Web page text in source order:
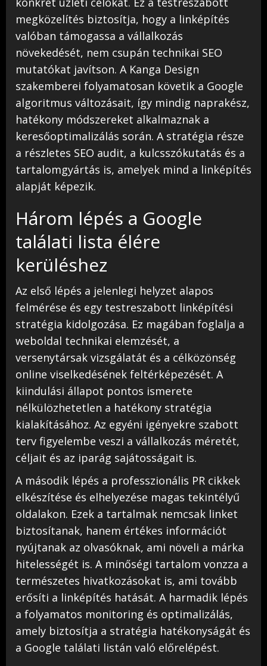
megközelítés biztosítja, hogy a linképítés
valóban támogassa a vállalkozás
növekedését, nem csupán technikai SEO
mutatókat javítson. A Kanga Design
szakemberei folyamatosan követik a Google
algoritmus változásait, így mindig naprakész,
hatékony módszereket alkalmaznak a
keresőoptimalizálás során. A stratégia része
a részletes SEO audit, a kulcsszókutatás és a
tartalomgyártás is, amelyek mind a linképítés
alapját képezik.
Három lépés a Google
találati lista élére
kerüléshez
Az első lépés a jelenlegi helyzet alapos
felmérése és egy testreszabott linképítési
stratégia kidolgozása. Ez magában foglalja a
weboldal technikai elemzését, a
versenytársak vizsgálatát és a célközönség
online viselkedésének feltérképezését. A
kiindulási állapot pontos ismerete
nélkülözhetetlen a hatékony stratégia
kialakításához. Az egyéni igényekre szabott
terv figyelembe veszi a vállalkozás méretét,
céljait és az iparág sajátosságait is.
A második lépés a professzionális PR cikkek
elkészítése és elhelyezése magas tekintélyű
oldalakon. Ezek a tartalmak nemcsak linket
biztosítanak, hanem értékes információt
nyújtanak az olvasóknak, ami növeli a márka
hitelességét is. A minőségi tartalom vonzza a
természetes hivatkozásokat is, ami tovább
erősíti a linképítés hatását. A harmadik lépés
a folyamatos monitoring és optimalizálás,
amely biztosítja a stratégia hatékonyságát és
a Google találati listán való előrelépést.